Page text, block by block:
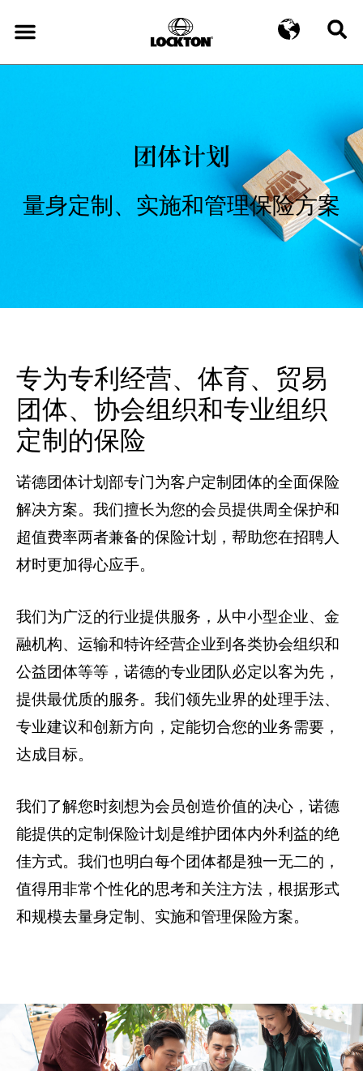
团体计划
量身定制、实施和管理保险方案
专为专利经营、体育、贸易
团体、协会组织和专业组织
定制的保险
诺德团体计划部专门为客户定制团体的全面保险
解决方案。我们擅长为您的会员提供周全保护和
超值费率两者兼备的保险计划，帮助您在招聘人
材时更加得心应手。
我们为广泛的行业提供服务，从中小型企业、金
融机构、运输和特许经营企业到各类协会组织和
公益团体等等，诺德的专业团队必定以客为先，
提供最优质的服务。我们领先业界的处理手法、
专业建议和创新方向，定能切合您的业务需要，
达成目标。
我们了解您时刻想为会员创造价值的决心，诺德
能提供的定制保险计划是维护团体内外利益的绝
佳方式。我们也明白每个团体都是独一无二的，
值得用非常个性化的思考和关注方法，根据形式
和规模去量身定制、实施和管理保险方案。